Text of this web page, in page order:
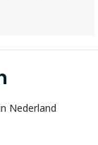
Nederland